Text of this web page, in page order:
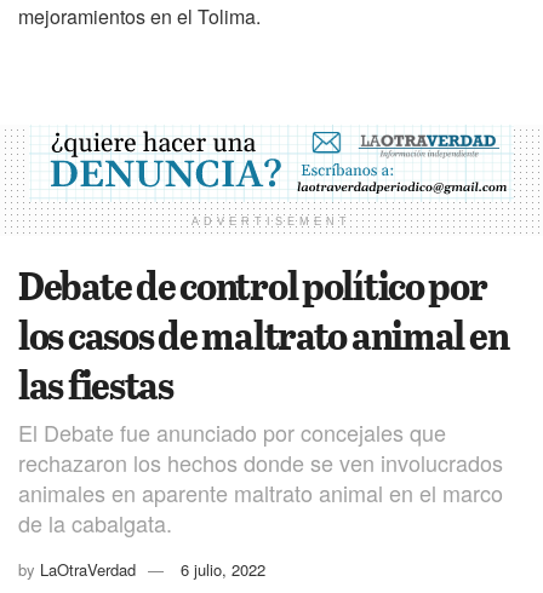
mejoramientos en el Tolima.
ADVERTISEMENT
Debate de control político por
los casos de maltrato animal en
las fiestas
El Debate fue anunciado por concejales que
rechazaron los hechos donde se ven involucrados
animales en aparente maltrato animal en el marco
de la cabalgata.
by LaOtraVerdad 6 julio, 2022